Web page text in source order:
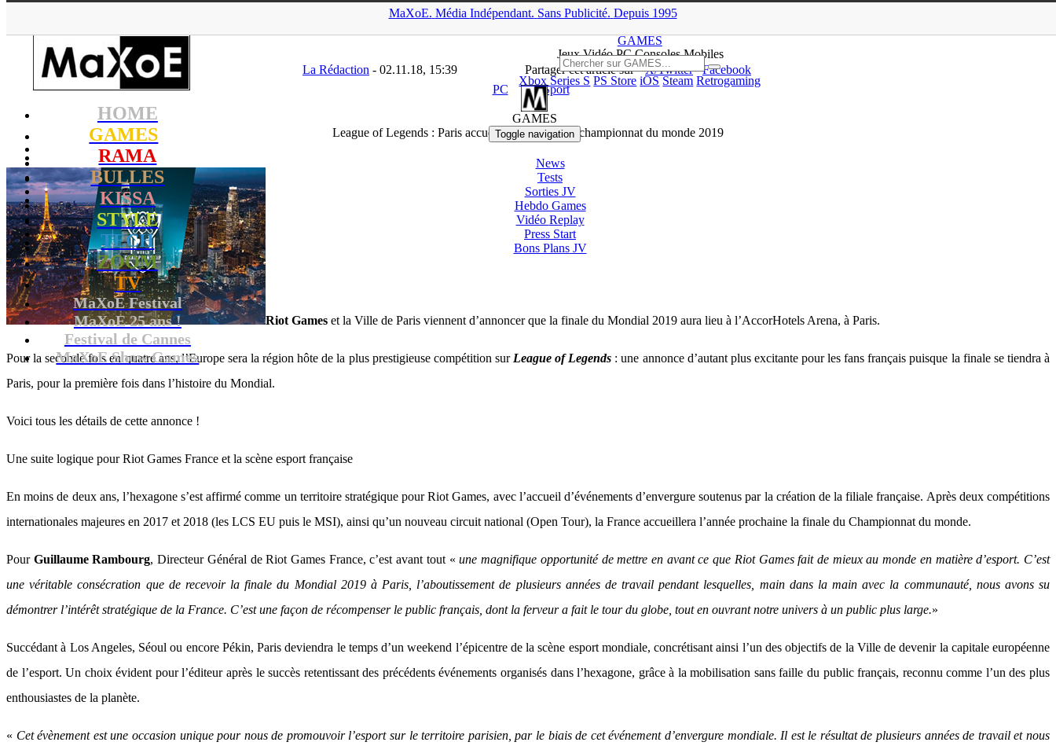
MaXoE. Média Indépendant. Sans Publicité. Depuis 1995
HOME
GAMES
RAMA
BULLES
KISSA
STYLE
TECH
ZOOM
TV
MaXoE Festival
MaXoE 25 ans !
Festival de Cannes
MaXoE Show Games
GAMES
JeuxVidéoPC Consoles Mobiles
Xbox Series S PS Store iOS Steam Retrogaming
GAMES
Toggle navigation
News
Tests
SortiesJV
Hebdo Games
Vidéo Replay
Press Start
Bons PlansJV
▲
La Rédaction - 02.11.18, 15:39 Partager cet article sur X/Twitter
Facebook
PC
eSport
League of Legends : Paris accueillera la finale du championnat du monde 2019
Riot Games et la Ville de Paris viennent d’annoncer que la finale du Mondial 2019 aura lieu à l’AccorHotels Arena, à Paris.
Pour la seconde fois en quatre ans, l’Europe sera la région hôte de la plus prestigieuse compétition sur League of Legends : une annonce d’autant plus excitante pour les fans français puisque la finale se tiendra à
Paris, pour la première fois dans l’histoire du Mondial.
Voici tous les détails de cette annonce !
Une suite logique pour Riot Games France et la scène esport française
En moins de deux ans, l’hexagone s’est affirmé comme un territoire stratégique pour Riot Games, avec l’accueil d’événements d’envergure soutenus par la création de la filiale française. Après deux compétitions
internationales majeures en 2017 et 2018 (les LCS EU puis le MSI), ainsi qu’un nouveau circuit national (Open Tour), la France accueillera l’année prochaine la finale du Championnat du monde.
Pour Guillaume Rambourg, Directeur Général de Riot Games France, c’est avant tout «une magnifique opportunité de mettre en avant ce que Riot Games fait de mieux au monde en matière d’esport. C’est
une véritable consécration que de recevoir la finale du Mondial 2019 à Paris, l’aboutissement de plusieurs années de travail pendant lesquelles, main dans la main avec la communauté, nous avons su
démontrer l’intérêt stratégique de la France. C’est une façon de récompenser le public français, dont la ferveur a fait le tour du globe, tout en ouvrant notre univers à un public plus large.»
Succédant à Los Angeles, Séoul ou encore Pékin, Paris deviendra le temps d’un weekend l’épicentre de la scène esport mondiale, concrétisant ainsi l’un des objectifs de la Ville de devenir la capitale européenne
de l’esport. Un choix évident pour l’éditeur après le succès retentissant des précédents événements organisés dans l’hexagone, grâce à la mobilisation sans faille du public français, reconnu comme l’un des plus
enthousiastes de la planète.
« Cet évènement est une occasion unique pour nous de promouvoir l’esport sur le territoire parisien, par le biais de cet événement d’envergure mondiale. Il est le résultat de plusieurs années de travail et nous